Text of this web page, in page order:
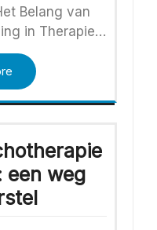
Belang van
in Therapie…
een weg